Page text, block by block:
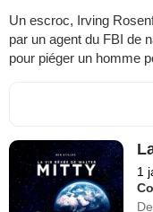
Un escroc, Irving
par un agent du FBI de
pour piéger un homme
1
De